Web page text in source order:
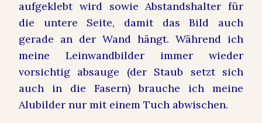
aufgeklebt wird sowie Abstandshalter für
die untere Seite, damit das Bild auch
gerade an der Wand hängt. Während ich
meine Leinwandbilder immer wieder
vorsichtig absauge (der Staub setzt sich
auch in die Fasern) brauche ich meine
Alubilder nur mit einem Tuch abwischen.